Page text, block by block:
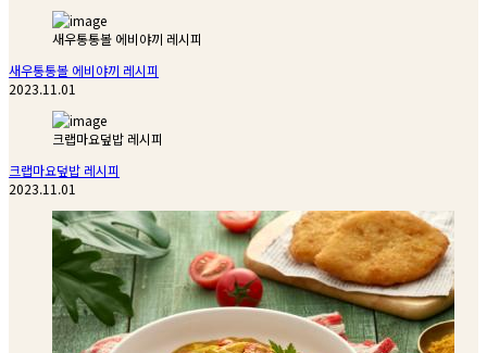
새우통통볼 에비야끼 레시피
새우통통볼 에비야끼 레시피
2023.11.01
크랩마요덮밥 레시피
크랩마요덮밥 레시피
2023.11.01